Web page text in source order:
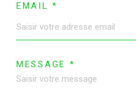
EMAIL *
MESSAGE *